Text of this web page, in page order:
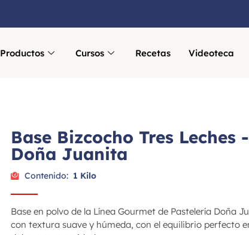
Productos Cursos Recetas Videoteca
Base Bizcocho Tres Leches -
Doña Juanita
Contenido: 1 Kilo
Base en polvo de la Línea Gourmet de Pastelería Doña
con textura suave y húmeda, con el equilibrio perfecto